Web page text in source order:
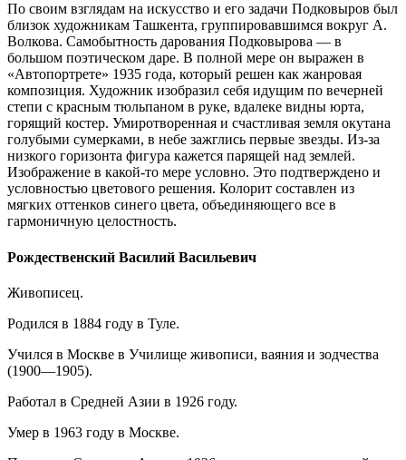
По своим взглядам на искусство и его задачи Подковыров был
близок художникам Ташкента, группировавшимся вокруг А.
Волкова. Самобытность дарования Подковырова — в
большом поэтическом даре. В полной мере он выражен в
«Автопортрете» 1935 года, который решен как жанровая
композиция. Художник изобразил себя идущим по вечерней
степи с красным тюльпаном в руке, вдалеке видны юрта,
горящий костер. Умиротворенная и счастливая земля окутана
голубыми сумерками, в небе зажглись первые звезды. Из-за
низкого горизонта фигура кажется парящей над землей.
Изображение в какой-то мере условно. Это подтверждено и
условностью цветового решения. Колорит составлен из
мягких оттенков синего цвета, объединяющего все в
гармоничную целостность.
Рождественский Василий Васильевич
Живописец.
Родился в 1884 году в Туле.
Учился в Москве в Училище живописи, ваяния и зодчества
(1900—1905).
Работал в Средней Азии в 1926 году.
Умер в 1963 году в Москве.